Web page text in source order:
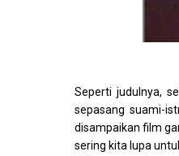
Seperti judulnya,
sepasang suami-
disampaikan film
sering kita lupa